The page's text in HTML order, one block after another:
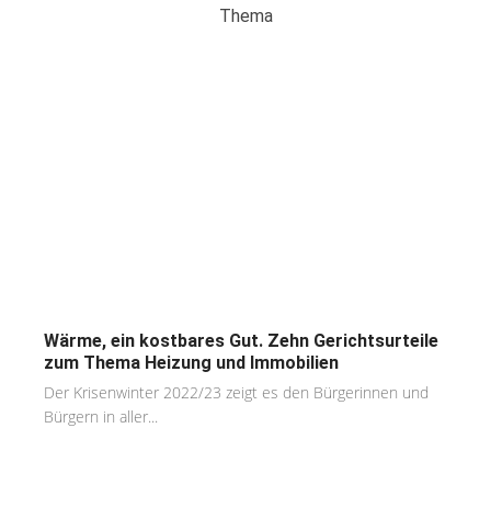
Thema
Wärme, ein kostbares Gut. Zehn Gerichtsurteile
zum Thema Heizung und Immobilien
Der Krisenwinter 2022/23 zeigt es den Bürgerinnen und
Bürgern in aller...